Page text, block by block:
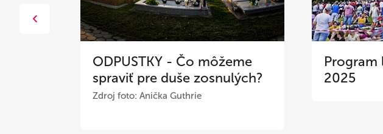
ODPUSTKY - Čo môžeme
spraviť pre duše zosnulých?
Zdroj foto: Anička Guthrie
Program
2025